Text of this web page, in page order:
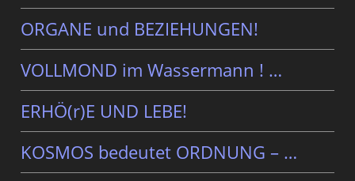
ORGANE und BEZIEHUNGEN!
VOLLMOND im Wassermann ! …
ERHÖ(r)E UND LEBE!
KOSMOS bedeutet ORDNUNG – …